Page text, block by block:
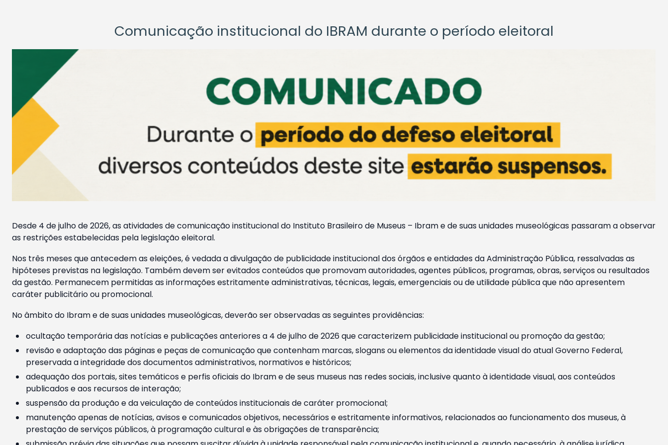
Comunicação institucional do IBRAM durante o período eleitoral
Desde 4 de julho de 2026, as atividades de comunicação institucional do Instituto Brasileiro de Museus – Ibram e de suas unidades museológicas passaram a observar
as restrições estabelecidas pela legislação eleitoral.
Nos três meses que antecedem as eleições, é vedada a divulgação de publicidade institucional dos órgãos e entidades da Administração Pública, ressalvadas as
hipóteses previstas na legislação. Também devem ser evitados conteúdos que promovam autoridades, agentes públicos, programas, obras, serviços ou resultados
da gestão. Permanecem permitidas as informações estritamente administrativas, técnicas, legais, emergenciais ou de utilidade pública que não apresentem
caráter publicitário ou promocional.
No âmbito do Ibram e de suas unidades museológicas, deverão ser observadas as seguintes providências:
ocultação temporária das notícias e publicações anteriores a 4 de julho de 2026 que caracterizem publicidade institucional ou promoção da gestão;
revisão e adaptação das páginas e peças de comunicação que contenham marcas, slogans ou elementos da identidade visual do atual Governo Federal,
preservada a integridade dos documentos administrativos, normativos e históricos;
adequação dos portais, sites temáticos e perfis oficiais do Ibram e de seus museus nas redes sociais, inclusive quanto à identidade visual, aos conteúdos
publicados e aos recursos de interação;
suspensão da produção e da veiculação de conteúdos institucionais de caráter promocional;
manutenção apenas de notícias, avisos e comunicados objetivos, necessários e estritamente informativos, relacionados ao funcionamento dos museus, à
prestação de serviços públicos, à programação cultural e às obrigações de transparência;